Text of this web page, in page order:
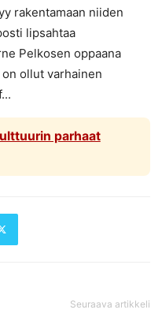
rakentamaan niiden
lipsahtaa
Pelkosen oppaana
ollut varhainen
parhaat
Seuraava artikkeli